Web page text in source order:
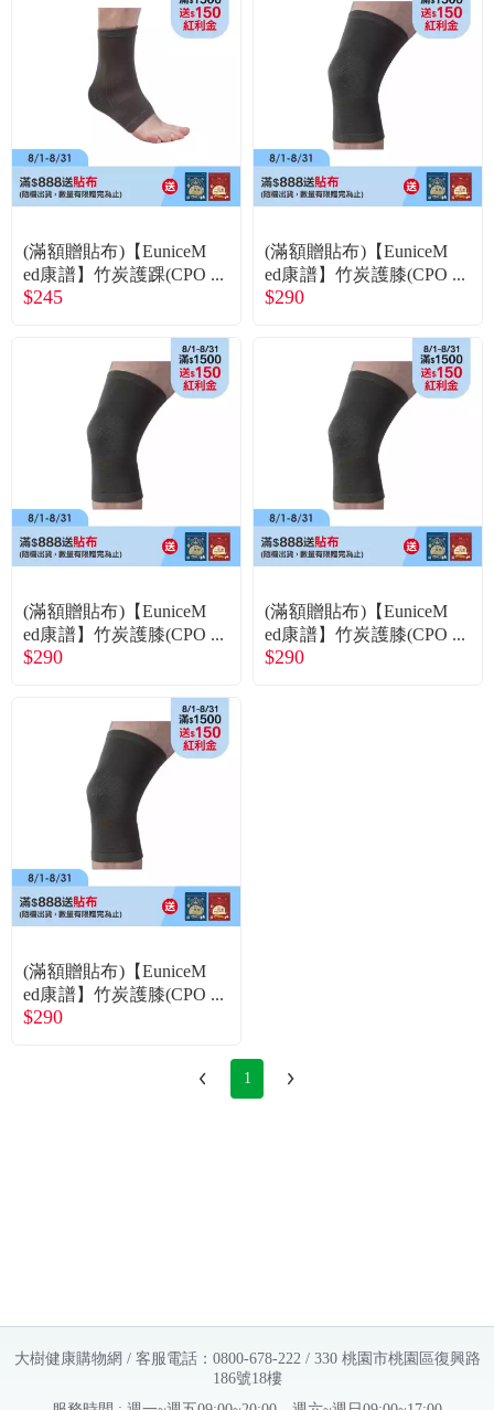
(滿額贈貼布)【EuniceM
ed康譜】竹炭護踝(CPO
-1703)L
$245
(滿額贈貼布)【EuniceM
ed康譜】竹炭護膝(CPO
-1603)S
$290
(滿額贈貼布)【EuniceM
ed康譜】竹炭護膝(CPO
-1603)M
$290
(滿額贈貼布)【EuniceM
ed康譜】竹炭護膝(CPO
-1603)L
$290
(滿額贈貼布)【EuniceM
ed康譜】竹炭護膝(CPO
-1603)XL
$290
1
大樹健康購物網 / 客服電話：0800-678-222 / 330 桃園市桃園區復興路
186號18樓